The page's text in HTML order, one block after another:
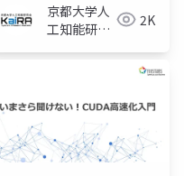
京都大学人
工知能研究
2K